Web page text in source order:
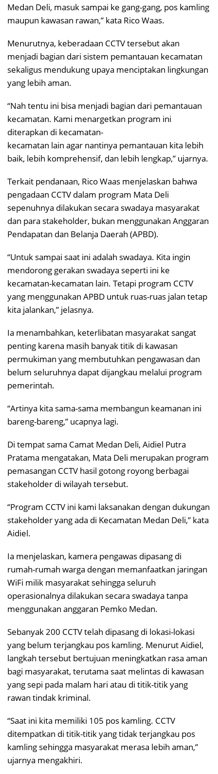
Medan Deli, masuk sampai ke gang-gang, pos kamling
maupun kawasan rawan,” kata Rico Waas.
Menurutnya, keberadaan CCTV tersebut akan
menjadi bagian dari sistem pemantauan kecamatan
sekaligus mendukung upaya menciptakan lingkungan
yang lebih aman.
“Nah tentu ini bisa menjadi bagian dari pemantauan
kecamatan. Kami menargetkan program ini
diterapkan di kecamatan-
kecamatan lain agar nantinya pemantauan kita lebih
baik, lebih komprehensif, dan lebih lengkap,” ujarnya.
Terkait pendanaan, Rico Waas menjelaskan bahwa
pengadaan CCTV dalam program Mata Deli
sepenuhnya dilakukan secara swadaya masyarakat
dan para stakeholder, bukan menggunakan Anggaran
Pendapatan dan Belanja Daerah (APBD).
“Untuk sampai saat ini adalah swadaya. Kita ingin
mendorong gerakan swadaya seperti ini ke
kecamatan-kecamatan lain. Tetapi program CCTV
yang menggunakan APBD untuk ruas-ruas jalan tetap
kita jalankan,” jelasnya.
Ia menambahkan, keterlibatan masyarakat sangat
penting karena masih banyak titik di kawasan
permukiman yang membutuhkan pengawasan dan
belum seluruhnya dapat dijangkau melalui program
pemerintah.
“Artinya kita sama-sama membangun keamanan ini
bareng-bareng,” ucapnya lagi.
Di tempat sama Camat Medan Deli, Aidiel Putra
Pratama mengatakan, Mata Deli merupakan program
pemasangan CCTV hasil gotong royong berbagai
stakeholder di wilayah tersebut.
“Program CCTV ini kami laksanakan dengan dukungan
stakeholder yang ada di Kecamatan Medan Deli,” kata
Aidiel.
Ia menjelaskan, kamera pengawas dipasang di
rumah-rumah warga dengan memanfaatkan jaringan
WiFi milik masyarakat sehingga seluruh
operasionalnya dilakukan secara swadaya tanpa
menggunakan anggaran Pemko Medan.
Sebanyak 200 CCTV telah dipasang di lokasi-lokasi
yang belum terjangkau pos kamling. Menurut Aidiel,
langkah tersebut bertujuan meningkatkan rasa aman
bagi masyarakat, terutama saat melintas di kawasan
yang sepi pada malam hari atau di titik-titik yang
rawan tindak kriminal.
“Saat ini kita memiliki 105 pos kamling. CCTV
ditempatkan di titik-titik yang tidak terjangkau pos
kamling sehingga masyarakat merasa lebih aman,”
ujarnya mengakhiri.